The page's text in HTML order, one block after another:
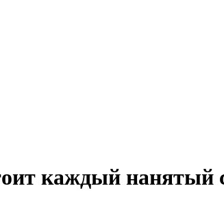
каждый нанятый